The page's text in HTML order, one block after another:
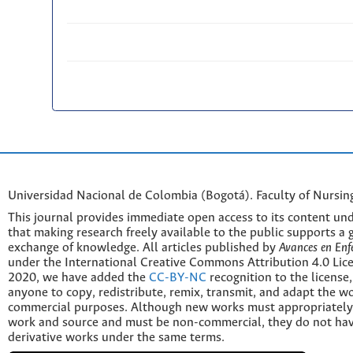
Universidad Nacional de Colombia (Bogotá). Faculty of
This journal provides immediate open access to its content
that making research freely available to the public supports a
exchange of knowledge. All articles published by Avances en
under the International Creative Commons Attribution 4.0
2020, we have added the CC-BY-NC recognition to the
anyone to copy, redistribute, remix, transmit, and adapt the
commercial purposes. Although new works must
work and source and must be non-commercial, they do not
derivative works under the same terms.